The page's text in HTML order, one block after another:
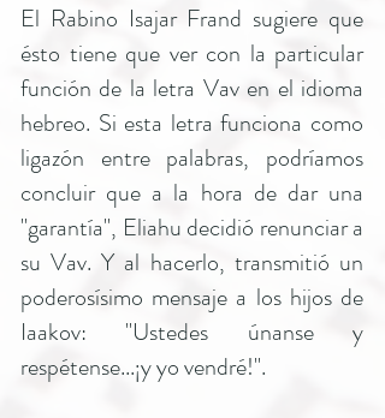
El Rabino Isajar Frand sugiere que
ésto tiene que ver con la particular
función de la letra Vav en el idioma
hebreo. Si esta letra funciona como
ligazón entre palabras, podríamos
concluir que a la hora de dar una
"garantía", Eliahu decidió renunciar a
su Vav. Y al hacerlo, transmitió un
poderosísimo mensaje a los hijos de
Iaakov: "Ustedes únanse y
respétense...¡y yo vendré!".